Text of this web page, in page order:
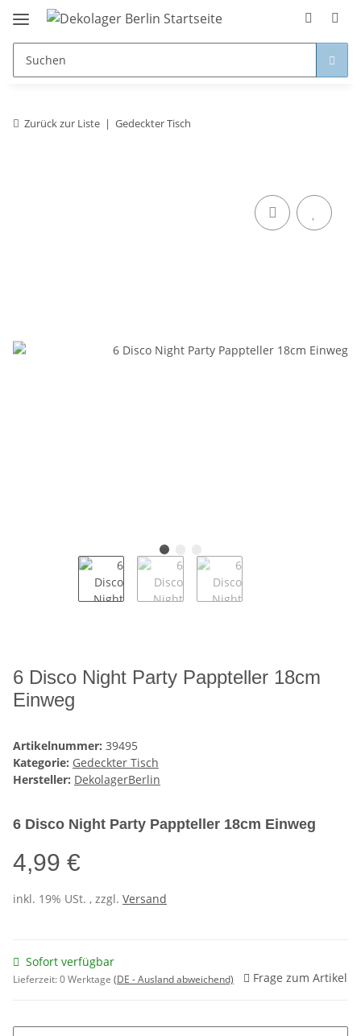
Zurück zur Liste Gedeckter Tisch
6 Disco Night Party Pappteller 18cm
Einweg
Artikelnummer: 39495
Kategorie: Gedeckter Tisch
Hersteller: DekolagerBerlin
6 Disco Night Party Pappteller 18cm Einweg
4,99 €
inkl. 19% USt. , zzgl. Versand
Sofort verfügbar
Lieferzeit:0 Werktage (DE - Ausland abweichend) Frage zum Artikel